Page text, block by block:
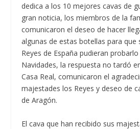
dedica a los 10 mejores cavas de
gran noticia, los miembros de la
comunicaron el deseo de hacer
algunas de estas botellas para que
Reyes de España pudieran
Navidades, la respuesta no tardó
Casa Real, comunicaron el
majestades los Reyes y deseo de
de Aragón.
El cava que han recibido sus